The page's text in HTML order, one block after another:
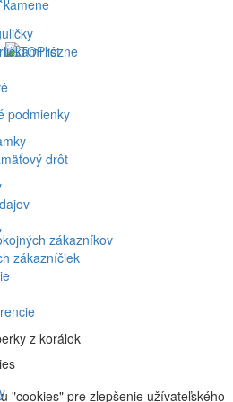
rôzne
drôt
podmienky
zákazníkov
zákazníčiek
z korálok
"cookies" pre zlepšenie užívateľského